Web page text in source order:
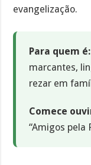
evangelização.
Para quem é:
marcantes,
rezar em
Comece
“Amigos pela